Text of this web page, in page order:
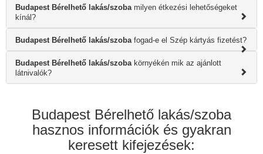
Budapest Bérelhető lakás/szobamilyen étkezési lehetőségeket
kínál?
Budapest Bérelhető lakás/szobafogad-e el Szép kártyás fizetést?
Budapest Bérelhető lakás/szobakörnyékén mik az ajánlott
látnivalók?
Budapest Bérelhető lakás/szoba
hasznos információk és gyakran
keresett kifejezések: